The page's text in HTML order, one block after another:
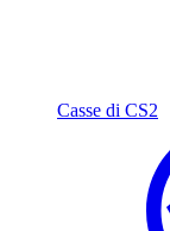
Casse di CS2